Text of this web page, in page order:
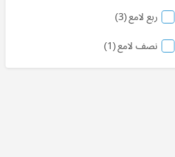
ربع لامع 3منتج
نصف لامع 1منتج